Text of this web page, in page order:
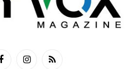
FacebookInstagramRSS